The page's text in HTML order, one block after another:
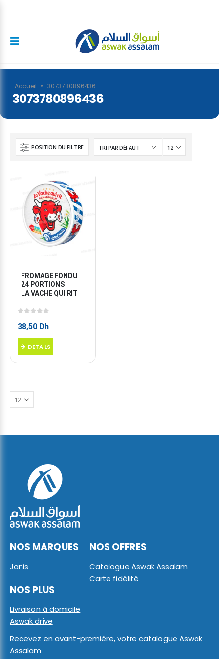
Accueil » 3073780896436
3073780896436
POSITION DU FILTRE
FROMAGE FONDU
24 PORTIONS
LA VACHE QUI RIT
38,50 Dh
DETAILS
NOS MARQUES
Janis
NOS OFFRES
Catalogue Aswak Assalam
Carte fidélité
NOS PLUS
Livraison à domicile
Aswak drive
Recevez en avant-première, votre catalogue Aswak
Assalam